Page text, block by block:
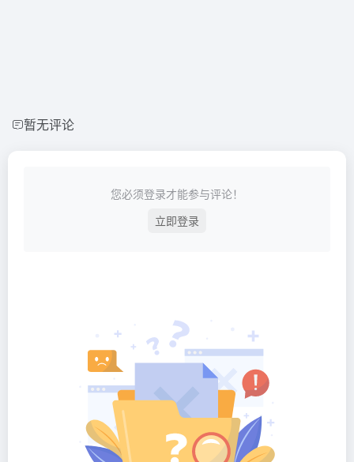
暂无评论
您必须登录才能参与评论！
立即登录